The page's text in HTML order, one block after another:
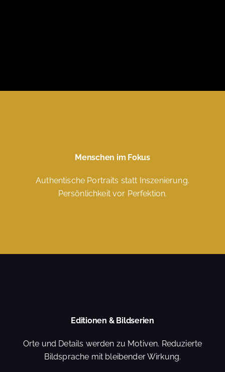
Menschen im Fokus
Authentische Portraits statt Inszenierung.
Persönlichkeit vor Perfektion.
Editionen & Bildserien
Orte und Details werden zu Motiven. Reduzierte
Bildsprache mit bleibender Wirkung.